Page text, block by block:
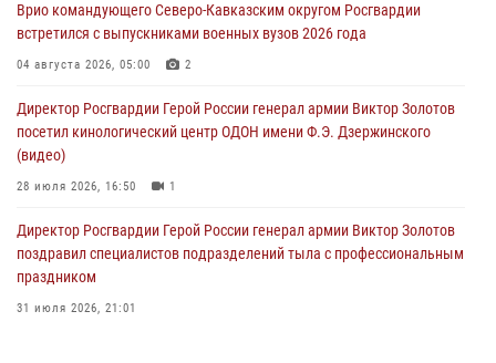
Всероссийская ведомственная акции «Каникулы с Росгвардией
проходит в Сибири
Врио командующего Северо-Кавказским округом Росгвардии
встретился с выпускниками военных вузов 2026 года
04 августа 2026, 05:00 2
Директор Росгвардии Герой России генерал армии Виктор Золотов
посетил кинологический центр ОДОН имени Ф.Э. Дзержинского
(видео)
28 июля 2026, 16:50 1
Директор Росгвардии Герой России генерал армии Виктор Золотов
поздравил специалистов подразделений тыла с профессиональным
праздником
31 июля 2026, 21:01